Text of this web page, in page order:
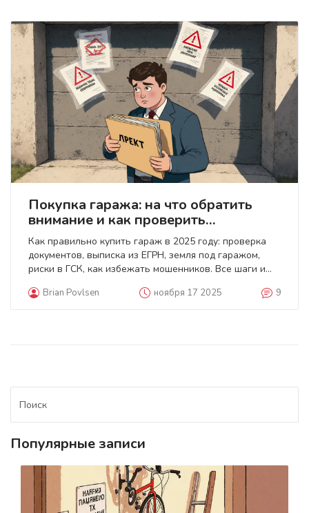
Покупка гаража: на что обратить
внимание и как проверить
документы в 2025 году
Как правильно купить гараж в 2025 году: проверка
документов, выписка из ЕГРН, земля под гаражом,
риски в ГСК, как избежать мошенников. Все шаги и
Brian Povlsen ноября 17 2025 9
Популярные записи